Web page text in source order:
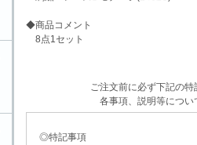
◆商品コメント
8点1セット
ご注文前に必ず下記の
各事項、説明等につい
◎特記事項